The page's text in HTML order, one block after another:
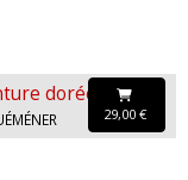
dorée
29,00 €